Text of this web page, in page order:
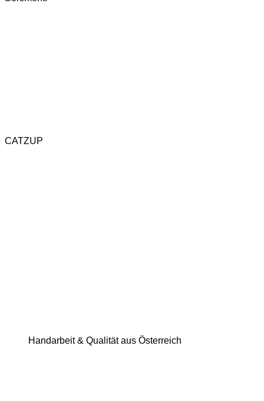
CATZUP
Handarbeit & Qualität aus Österreich